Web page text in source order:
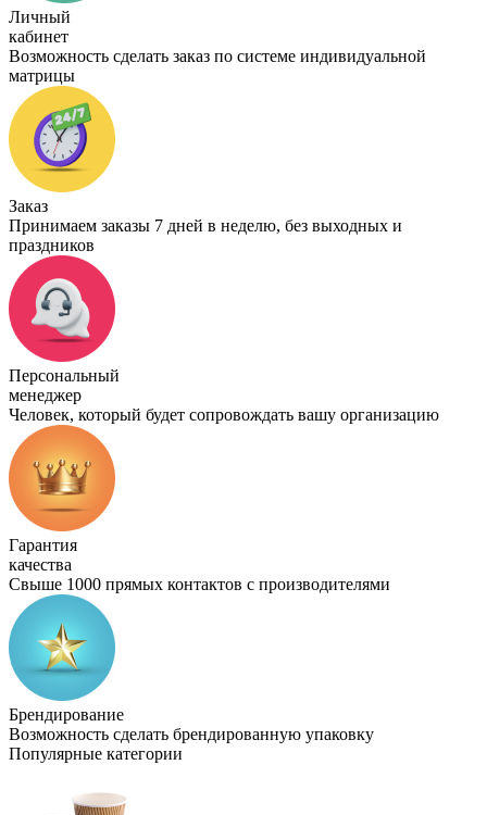
Личный
кабинет
Возможность сделать заказ по системе индивидуальной
матрицы
Заказ
Принимаем заказы 7 дней в неделю, без выходных и
праздников
Персональный
менеджер
Человек, который будет сопровождать вашу организацию
Гарантия
качества
Свыше 1000 прямых контактов с производителями
Брендирование
Возможность сделать брендированную упаковку
Популярные категории